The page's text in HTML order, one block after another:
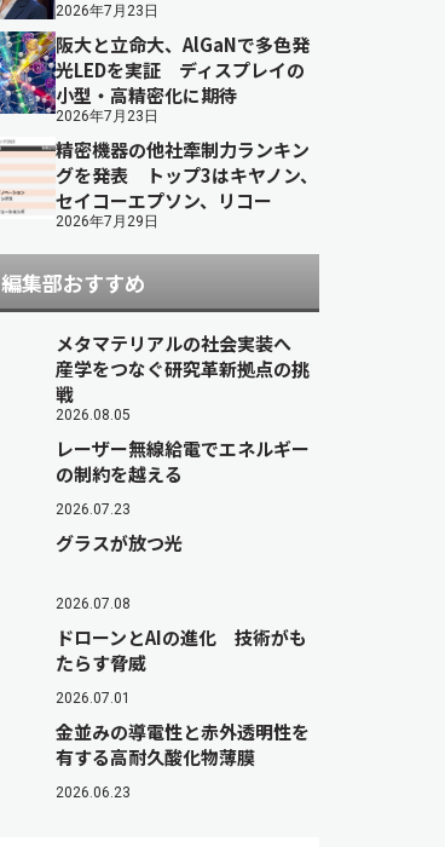
2026年7月23日
阪大と立命大、AlGaNで多色発
光LEDを実証 ディスプレイの
小型・高精密化に期待
2026年7月23日
精密機器の他社牽制力ランキン
グを発表 トップ3はキヤノン、
セイコーエプソン、リコー
2026年7月29日
編集部おすすめ
メタマテリアルの社会実装へ
産学をつなぐ研究革新拠点の挑
戦
2026.08.05
レーザー無線給電でエネルギー
の制約を越える
2026.07.23
グラスが放つ光
2026.07.08
ドローンとAIの進化 技術がも
たらす脅威
2026.07.01
金並みの導電性と赤外透明性を
有する高耐久酸化物薄膜
2026.06.23